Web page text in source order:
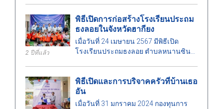
2 ปีที่แล้ว
พิธีเปิดการก่อสร้างโรงเรียนประถม
ธงลอยในจังหวัดฮากียง
เมื่อวันที่ 24 เมษายน 2567 มีพิธีเปิด
โรงเรียนประถมธงลอย ตำบลหนานซิน
มาร่วมงานกันอย่างมากมาย
พิธีเปิดและการบริจาคครัวที่บ้านเธอ
อัน
เมื่อวันที่ 31 มกราคม 2024 กองทุนการ